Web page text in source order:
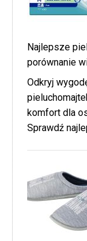
Najlepsze
porównanie
Odkryj
komfort dla
Sprawdź